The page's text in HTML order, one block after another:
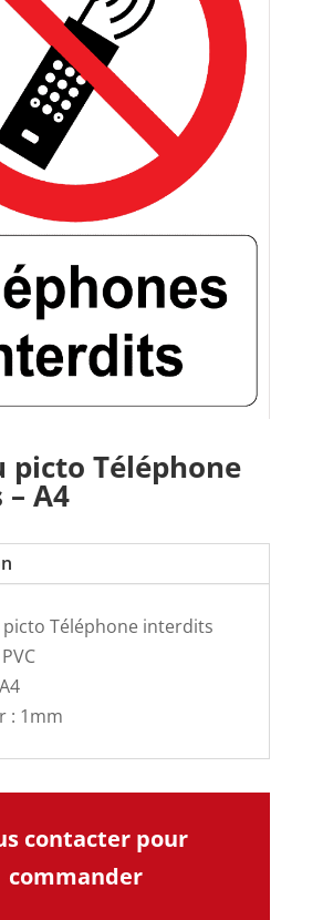
picto Téléphone
A4
picto Téléphone interdits
: 1mm
contacter pour
commander